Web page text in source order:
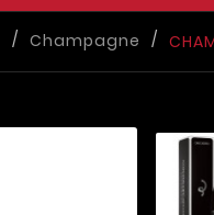
Champagne